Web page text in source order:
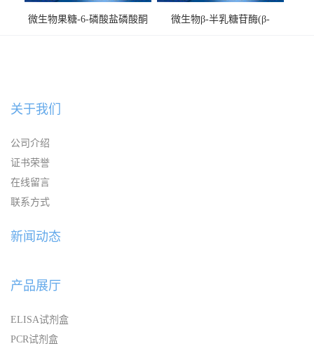
微生物果糖-6-磷酸盐磷酸酮
微生物β-半乳糖苷酶(β-
关于我们
公司介绍
证书荣誉
在线留言
联系方式
新闻动态
产品展厅
ELISA试剂盒
PCR试剂盒